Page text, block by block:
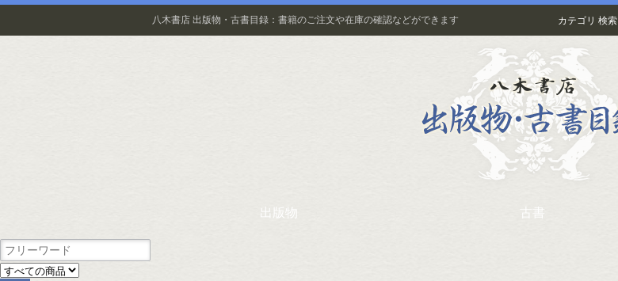
八木書店 出版物・古書目録：書籍のご注文や在庫の確認などができます カテゴリ 検索
出版物 古書